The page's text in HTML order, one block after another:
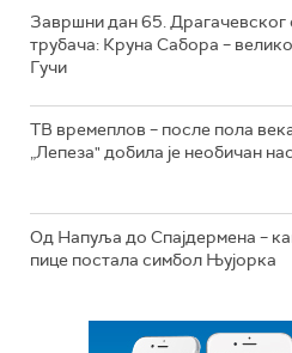
Завршни дан 65. Драгачевског
трубача: Круна Сабора –
Гучи
ТВ времеплов – после пола
„Лепеза" добила је необичан
Од Напуља до Спајдермена –
пице постала симбол Њујорка